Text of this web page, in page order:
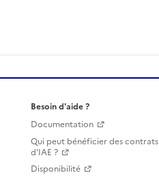
Besoin d'aide ?
Documentation
Qui peut bénéficier des contrats
d'IAE ?
Disponibilité